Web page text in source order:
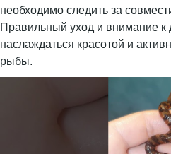
необходимо следить за
Правильный уход и внимание к
наслаждаться красотой и
рыбы.